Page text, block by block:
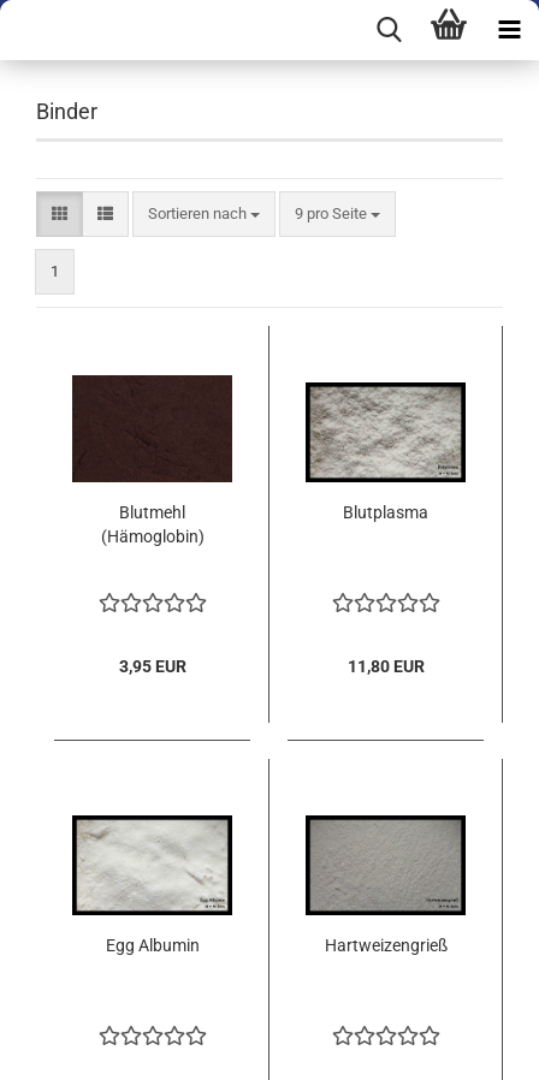
Binder
Sortieren nach
Sortieren nach 9 pro Seite
pro Seite
1
Blutmehl
(Hämoglobin)
3,95 EUR
Blutplasma
11,80 EUR
Egg Albumin Hartweizengrieß